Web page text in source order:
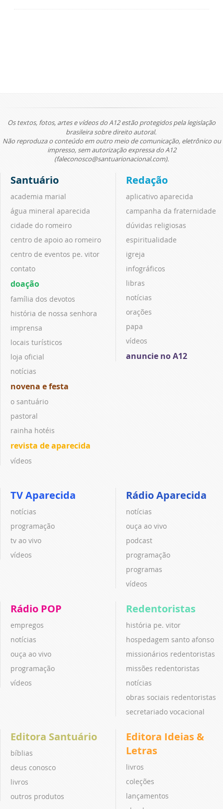
Os textos, fotos, artes e vídeos do A12 estão protegidos pela legislação
brasileira sobre direito autoral.
Não reproduza o conteúdo em outro meio de comunicação, eletrônico ou
impresso, sem autorização expressa do A12
(faleconosco@santuarionacional.com).
Santuário
academia marial
água mineral aparecida
cidade do romeiro
centro de apoio ao romeiro
centro de eventos pe. vitor
contato
doação
família dos devotos
história de nossa senhora
imprensa
locais turísticos
loja oficial
notícias
novena e festa
o santuário
pastoral
rainha hotéis
revista de aparecida
vídeos
Redação
aplicativo aparecida
campanha da fraternidade
dúvidas religiosas
espiritualidade
igreja
infográficos
libras
notícias
orações
papa
vídeos
anuncie no A12
TV Aparecida
notícias
programação
tv ao vivo
vídeos
Rádio Aparecida
notícias
ouça ao vivo
podcast
programação
programas
vídeos
Rádio POP
empregos
notícias
ouça ao vivo
programação
vídeos
Redentoristas
história pe. vitor
hospedagem santo afonso
missionários redentoristas
missões redentoristas
notícias
obras sociais redentoristas
secretariado vocacional
Editora Santuário
bíblias
deus conosco
livros
outros produtos
Editora Ideias &
Letras
livros
coleções
lançamentos